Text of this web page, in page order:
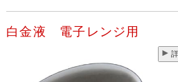
白金液 電子レンジ用